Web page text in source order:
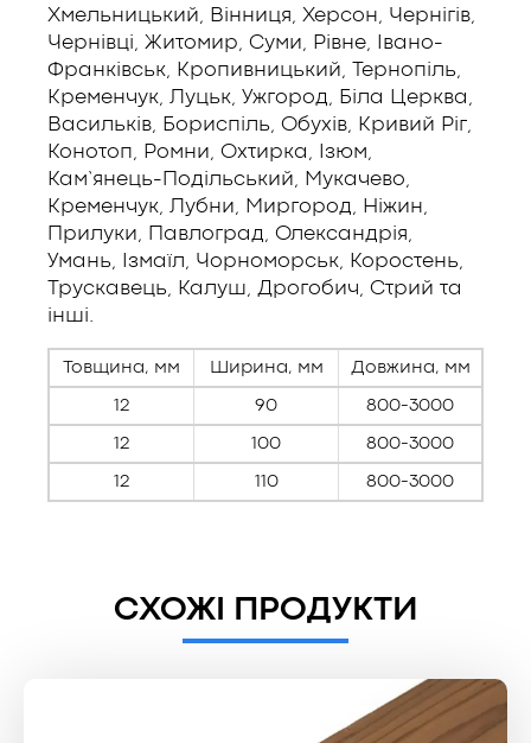
Хмельницький, Вінниця, Херсон, Чернігів,
Чернівці, Житомир, Суми, Рівне, Івано-
Франківськ, Кропивницький, Тернопіль,
Кременчук, Луцьк, Ужгород, Біла Церква,
Васильків, Бориспіль, Обухів, Кривий Ріг,
Конотоп, Ромни, Охтирка, Ізюм,
Кам’янець-Подільський, Мукачево,
Кременчук, Лубни, Миргород, Ніжин,
Прилуки, Павлоград, Олександрія,
Умань, Ізмаїл, Чорноморськ, Коростень,
Трускавець, Калуш, Дрогобич, Стрий та
інші.
Товщина, мм Ширина, мм Довжина, мм
12 90 800-3000
12 100 800-3000
12 110 800-3000
СХОЖІ ПРОДУКТИ